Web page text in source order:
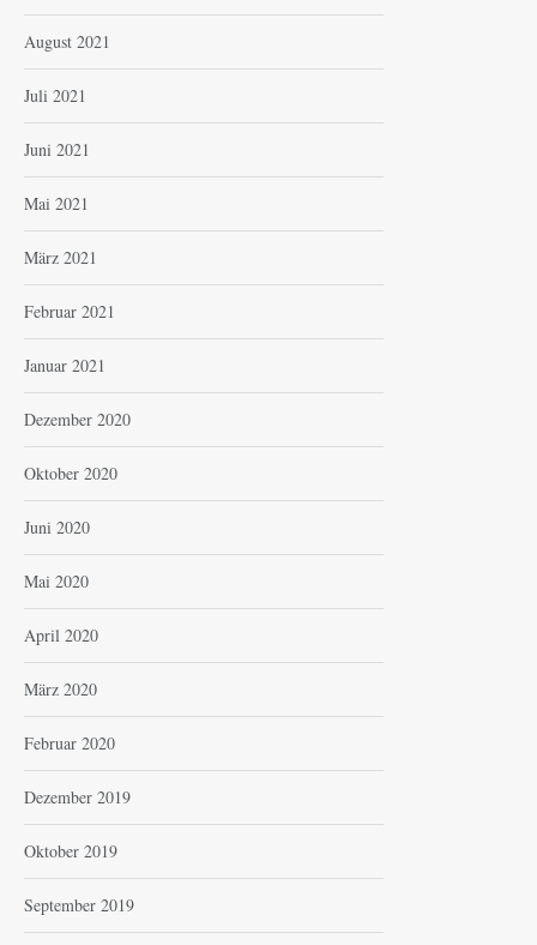
August 2021
Juli 2021
Juni 2021
Mai 2021
März 2021
Februar 2021
Januar 2021
Dezember 2020
Oktober 2020
Juni 2020
Mai 2020
April 2020
März 2020
Februar 2020
Dezember 2019
Oktober 2019
September 2019